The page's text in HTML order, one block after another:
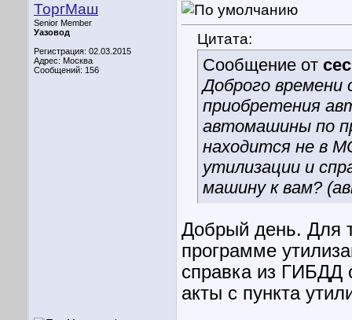
ТоргМаш
Senior Member
Уазовод
Регистрация: 02.03.2015
Адрес: Москва
Сообщений: 156
Цитата:
Сообщение от
Доброго времени
приобретения
автомашины по
находится не в
утилизации и
машину к вам?
Добрый день. Для
программе
справка из ГИБДД
акты с пункта